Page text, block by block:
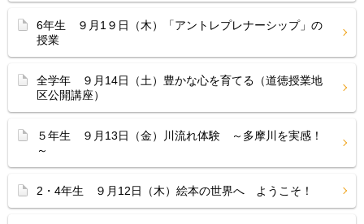
6年生 ９月1９日（木）「アントレプレナーシップ」の
授業
全学年 ９月14日（土）豊かな心を育てる（道徳授業地
区公開講座）
５年生 ９月13日（金）川流れ体験 ～多摩川を実感！
～
2・4年生 ９月12日（木）絵本の世界へ ようこそ！